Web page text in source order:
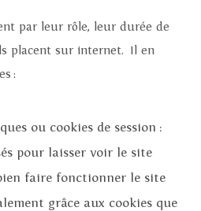
par leur rôle, leur durée de
placent sur internet. Il en
:
ou cookies de session :
pour laisser voir le site
faire fonctionner le site
grâce aux cookies que